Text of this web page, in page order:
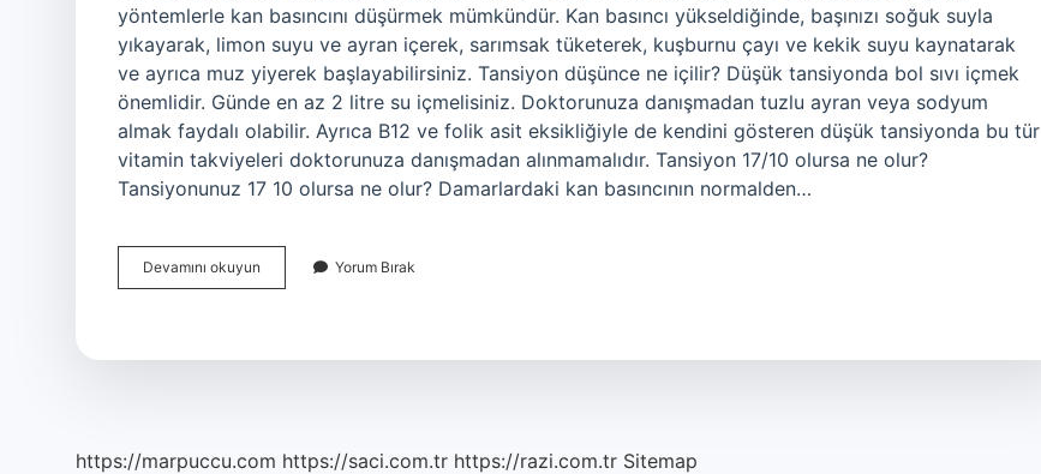
yöntemlerle kan basıncını düşürmek mümkündür. Kan basıncı yükseldiğinde, başınızı soğuk suyla
yıkayarak, limon suyu ve ayran içerek, sarımsak tüketerek, kuşburnu çayı ve kekik suyu kaynatarak
ve ayrıca muz yiyerek başlayabilirsiniz. Tansiyon düşünce ne içilir? Düşük tansiyonda bol sıvı içmek
önemlidir. Günde en az 2 litre su içmelisiniz. Doktorunuza danışmadan tuzlu ayran veya sodyum
almak faydalı olabilir. Ayrıca B12 ve folik asit eksikliğiyle de kendini gösteren düşük tansiyonda bu tür
vitamin takviyeleri doktorunuza danışmadan alınmamalıdır. Tansiyon 17/10 olursa ne olur?
Tansiyonunuz 17 10 olursa ne olur? Damarlardaki kan basıncının normalden…
Devamını okuyun Tansiyonu
Hızlı
Yorum Bırak
https://marpuccu.com https://saci.com.tr https://razi.com.tr Sitemap